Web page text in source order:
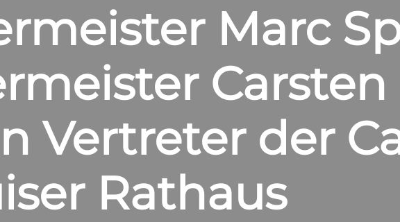
Marc
Vertreter der
Rathaus